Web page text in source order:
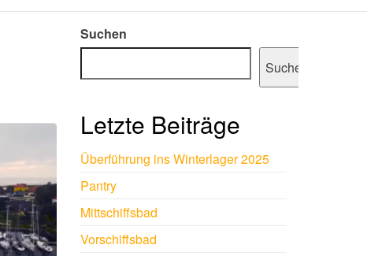
Suchen
Suchen
Letzte Beiträge
Überführung ins Winterlager 2025
Pantry
Mittschiffsbad
Vorschiffsbad